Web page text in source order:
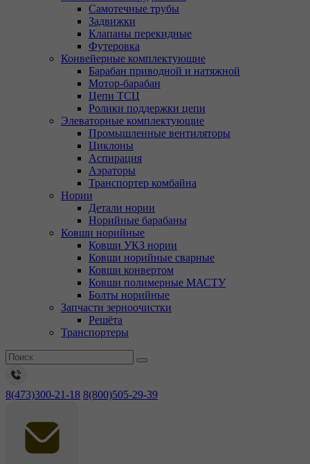
Самотечные трубы
Задвижки
Клапаны перекидные
Футеровка
Конвейерные комплектующие
Барабан приводной и натяжной
Мотор-барабан
Цепи ТСЦ
Ролики поддержки цепи
Элеваторные комплектующие
Промышленные вентиляторы
Циклоны
Аспирация
Аэраторы
Транспортер комбайна
Нории
Детали нории
Норийные барабаны
Ковши норийные
Ковши УКЗ нории
Ковши норийные сварные
Ковши конвертом
Ковши полимерные МАСТУ
Болты норийные
Запчасти зерноочистки
Решёта
Транспортеры
8(473)300-21-18 8(800)505-29-39